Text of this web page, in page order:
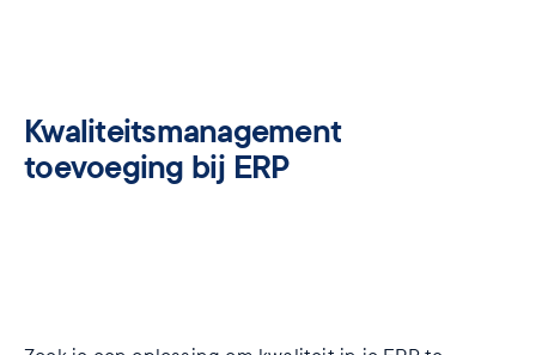
Kwaliteitsmanagement
toevoeging bij ERP